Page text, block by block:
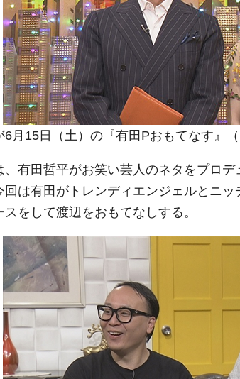
月15日（土）の『有田Pおもてなす』（
有田哲平がお笑い芸人のネタをプロ
回は有田がトレンディエンジェルとニ
をして渡辺をおもてなしする。